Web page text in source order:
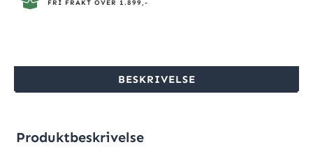
FRI FRAKT OVER 1.899,-
BESKRIVELSE
Produktbeskrivelse